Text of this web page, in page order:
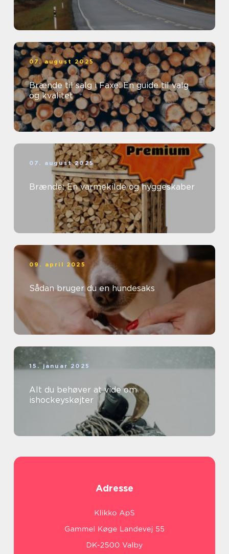
07. august 2025
Brænde til salg i Faxe: En guide til valg
og kvalitet
07. august 2025
Brænde: En varmekilde og hyggeskaber
09. april 2025
Sådan bruger du en hundesaks
15. januar 2025
Alt du behøver at vide om
ishockeyskøjter
Adresse